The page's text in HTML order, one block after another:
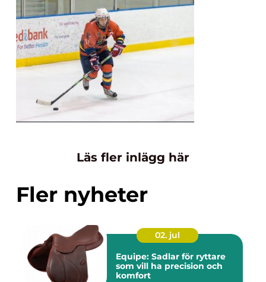
Läs fler inlägg här
Fler nyheter
02. jul
Equipe: Sadlar för ryttare
som vill ha precision och
komfort